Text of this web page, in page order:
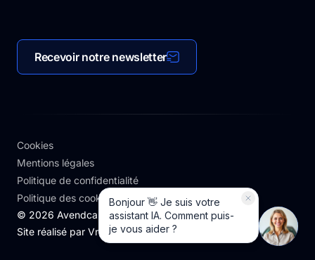
Recevoir notre newsletter
© 2026 Avendcar. Tous droits réservés
Site réalisé par Vroum.agency
Cookies
Mentions légales
Politique de confidentialité
Politique des cookies